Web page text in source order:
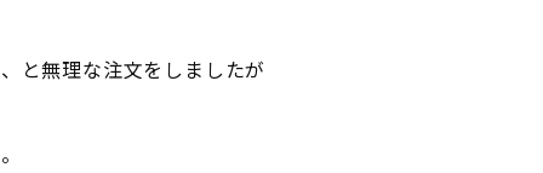
と無理な注文をしましたが